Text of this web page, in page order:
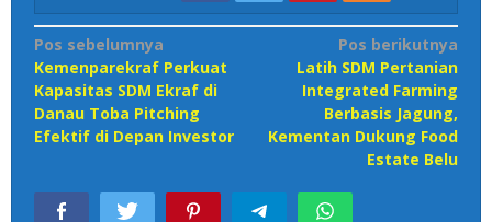
Navigasi
pos
Pos sebelumnya
Kemenparekraf Perkuat
Kapasitas SDM Ekraf di
Danau Toba Pitching
Efektif di Depan Investor
Pos berikutnya
Latih SDM Pertanian
Integrated Farming
Berbasis Jagung,
Kementan Dukung Food
Estate Belu